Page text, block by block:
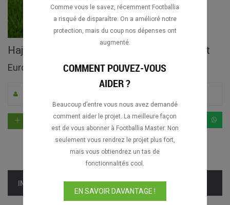
Hajduk Split vs. MŠK Žilina match complet
Europa League 2009-2010
INFORMATION
Comme vous le savez, récemment Footballia
a risqué de disparaître. On a amélioré notre
protection, mais du coup nos dépenses ont
augmenté.
COMMENT POUVEZ-VOUS
AIDER ?
Beaucoup d’entre vous nous avez demandé
comment aider le projet. La meilleure façon
est de vous abonner à Footballia Master. Non
seulement vous rendrez le projet plus fort,
mais vous obtiendrez un tas de
fonctionnalités cool.
EN SAVOIR DAVANTAGE !